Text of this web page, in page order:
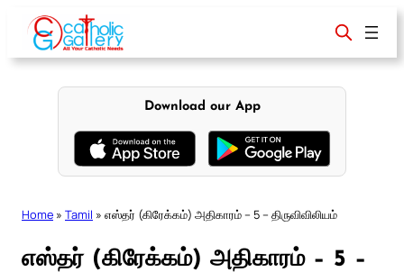
content
Download our App
Home » Tamil » எஸ்தர் (கிரேக்கம்) அதிகாரம் – 5 – திருவிவிலியம்
எஸ்தர் (கிரேக்கம்) அதிகாரம் – 5 –